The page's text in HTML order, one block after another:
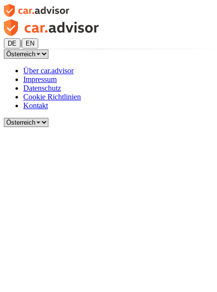
DE | EN
Über car.advisor
Impressum
Datenschutz
Cookie Richtlinien
Kontakt